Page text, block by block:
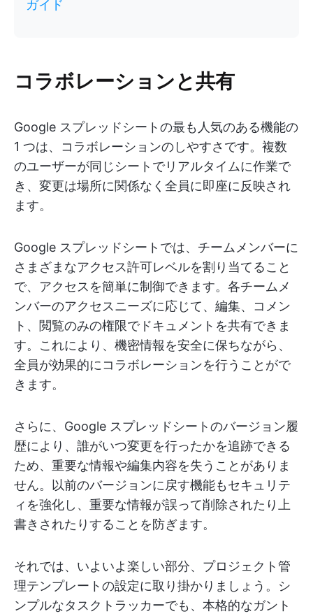
ガイド
コラボレーションと共有
Google スプレッドシートの最も人気のある機能の
1 つは、コラボレーションのしやすさです。複数
のユーザーが同じシートでリアルタイムに作業で
き、変更は場所に関係なく全員に即座に反映され
ます。
Google スプレッドシートでは、チームメンバーに
さまざまなアクセス許可レベルを割り当てること
で、アクセスを簡単に制御できます。各チームメ
ンバーのアクセスニーズに応じて、編集、コメン
ト、閲覧のみの権限でドキュメントを共有できま
す。これにより、機密情報を安全に保ちながら、
全員が効果的にコラボレーションを行うことがで
きます。
さらに、Google スプレッドシートのバージョン履
歴により、誰がいつ変更を行ったかを追跡できる
ため、重要な情報や編集内容を失うことがありま
せん。以前のバージョンに戻す機能もセキュリテ
ィを強化し、重要な情報が誤って削除されたり上
書きされたりすることを防ぎます。
それでは、いよいよ楽しい部分、プロジェクト管
理テンプレートの設定に取り掛かりましょう。シ
ンプルなタスクトラッカーでも、本格的なガント